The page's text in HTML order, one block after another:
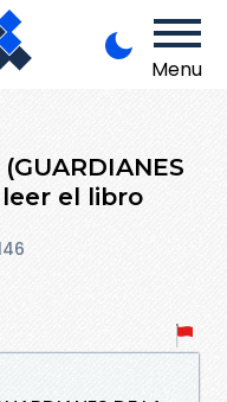
Menu
leer el libro